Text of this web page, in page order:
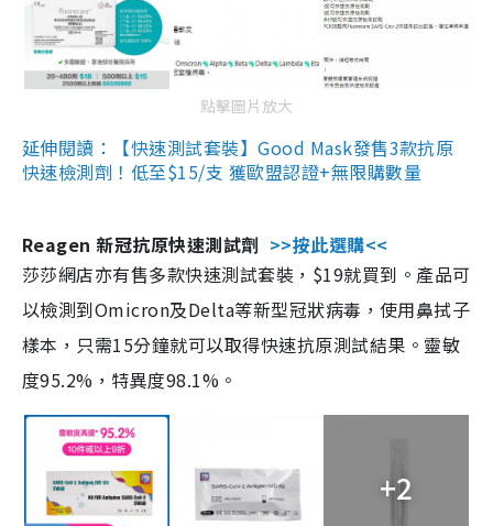
點擊圖片放大
延伸閱讀：【快速測試套裝】Good Mask發售3款抗原
快速檢測劑！低至$15/支 獲歐盟認證+無限購數量
Reagen 新冠抗原快速測試劑 >>按此選購<<
莎莎網店亦有售多款快速測試套裝，$19就買到。產品可
以檢測到Omicron及Delta等新型冠狀病毒，使用鼻拭子
樣本，只需15分鐘就可以取得快速抗原測試結果。靈敏
度95.2%，特異度98.1%。
+2